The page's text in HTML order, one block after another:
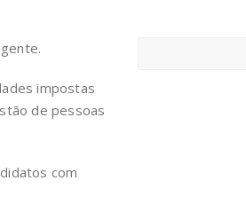
impostas
de pessoas
com